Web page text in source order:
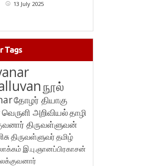
13 July 2025
Tags
நூல்
தோழர் தியாகு
வெருளி அறிவியல்தாழி
திருவள்ளுவன்
திருவள்ளுவர்தமிழ்
இ.பு.ஞானப்பிரகாசன்